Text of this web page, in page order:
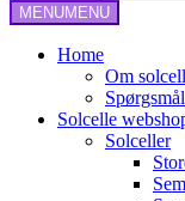
MENUMENU
Home
Om
Solcelle
Solceller